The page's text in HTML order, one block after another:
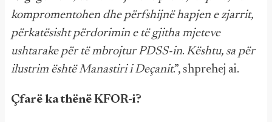
kompromentohen dhe përfshijnë hapjen e zjarrit,
përkatësisht përdorimin e të gjitha mjeteve
ushtarake për të mbrojtur PDSS-in. Kështu, sa për
ilustrim është Manastiri i Deçanit.”, shprehej ai.
Çfarë ka thënë KFOR-i?